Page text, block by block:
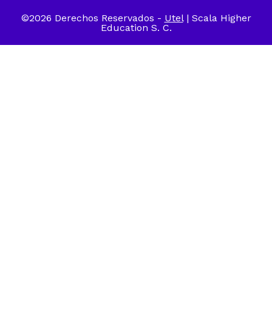
©2026 Derechos Reservados - Utel| Scala Higher
Education S. C.